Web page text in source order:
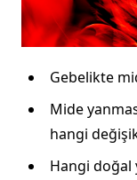
Gebelikte
Mide
hangi
Hangi